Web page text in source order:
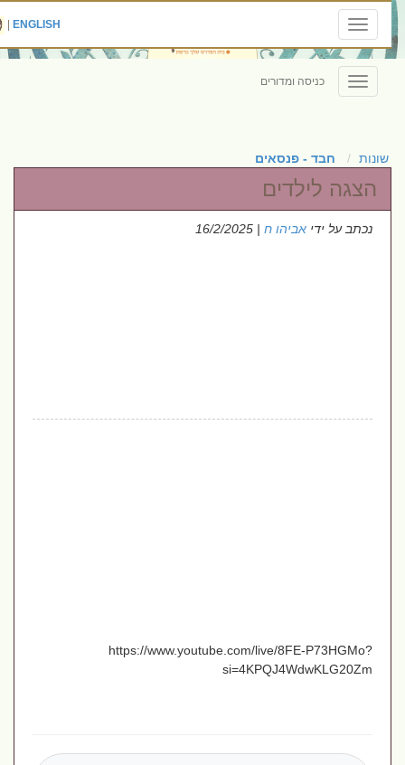
Toggle
navigation
ENGLISH
|
Toggle
navigation
כניסה ומדורים
שונות חבד - פנסאים
הצגה לילדים
נכתב על ידיאביהו ח| 16/2/2025
https://www.youtube.com/live/8FE-P73HGMo?
si=4KPQJ4WdwKLG20Zm